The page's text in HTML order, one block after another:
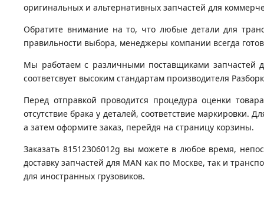
оригинальных и альтернативных запчастей для
Обратите внимание на то, что любые детали для
правильности выбора, менеджеры компании всегда
Мы работаем с различными поставщиками запчастей
соответсвует высоким стандартам производителя
Перед отправкой проводится процедура оценки
отсутствие брака у деталей, соответствие маркировки.
а затем оформите заказ, перейдя на страницу корзины.
Заказать 81512306012g вы можете в любое время,
доставку запчастей для MAN как по Москве, так и
для иностранных грузовиков.